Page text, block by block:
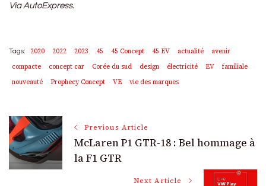
Via AutoExpress.
Tags: 2020 2022 2023 45 45 Concept 45 EV actualité
avenir
compacte
concept car Corée du sud design électricité EV
familiale
nouveauté
Prophecy Concept VE vie des marques
Post
Navigation
Previous Article
McLaren P1 GTR-18 : Bel hommage à
la F1 GTR
Next Article